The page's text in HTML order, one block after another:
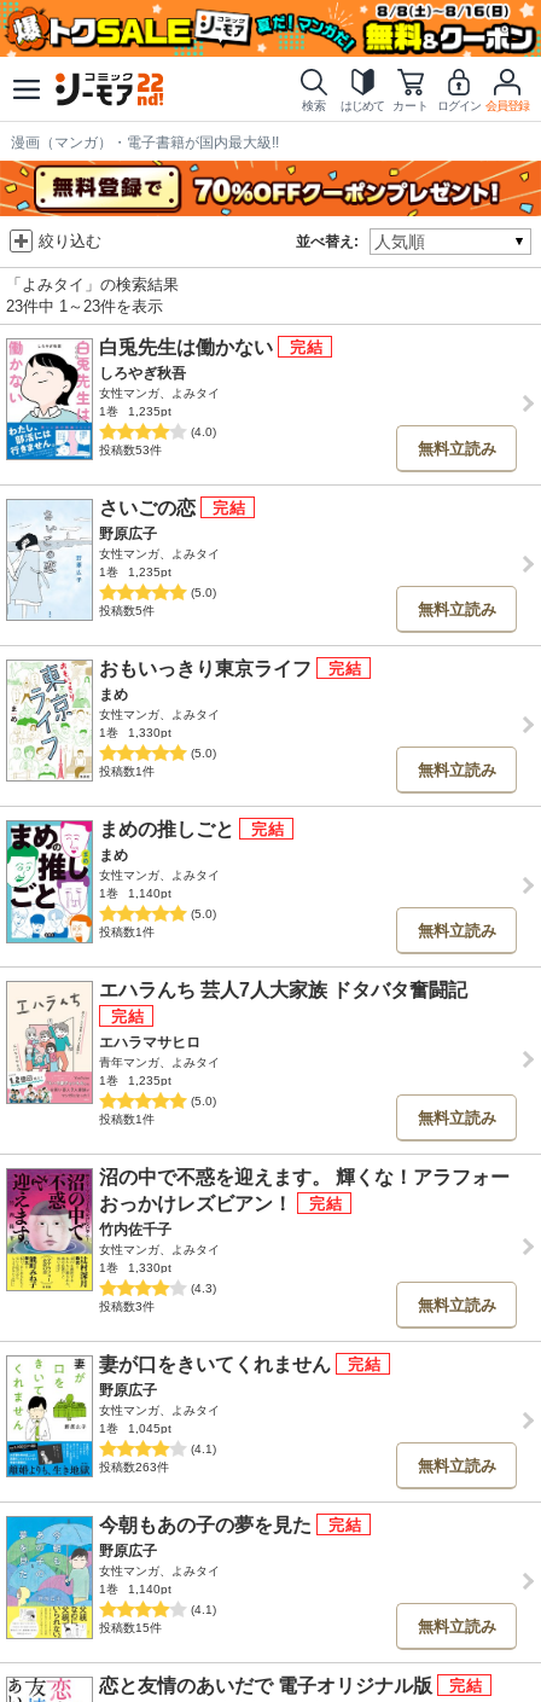
検索 はじめて カート ログイン 会員登録
漫画（マンガ）・電子書籍が国内最大級!!
並べ替え:
絞り込む
「よみタイ」の検索結果
23件中 1～23件を表示
白兎先生は働かない
しろやぎ秋吾
女性マンガ、よみタイ
1巻
1,235pt
(4.0)
投稿数53件
無料立読み
さいごの恋
野原広子
女性マンガ、よみタイ
1巻
1,235pt
(5.0)
投稿数5件
無料立読み
おもいっきり東京ライフ
まめ
女性マンガ、よみタイ
1巻
1,330pt
(5.0)
投稿数1件
無料立読み
まめの推しごと
まめ
女性マンガ、よみタイ
1巻
1,140pt
(5.0)
投稿数1件
無料立読み
エハラんち 芸人7人大家族 ドタバタ奮闘記
エハラマサヒロ
青年マンガ、よみタイ
1巻
1,235pt
(5.0)
投稿数1件
無料立読み
沼の中で不惑を迎えます。 輝くな！アラフォー
おっかけレズビアン！
竹内佐千子
女性マンガ、よみタイ
1巻
1,330pt
(4.3)
投稿数3件
無料立読み
妻が口をきいてくれません
野原広子
女性マンガ、よみタイ
1巻
1,045pt
(4.1)
投稿数263件
無料立読み
今朝もあの子の夢を見た
野原広子
女性マンガ、よみタイ
1巻
1,140pt
(4.1)
投稿数15件
無料立読み
恋と友情のあいだで 電子オリジナル版